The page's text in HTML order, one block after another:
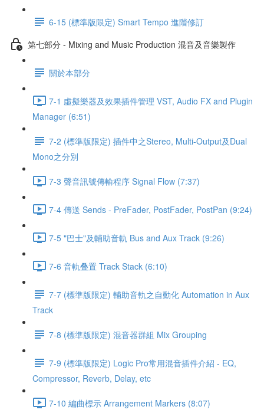
6-15 (標準版限定) Smart Tempo 進階修訂
第七部分 - Mixing and Music Production 混音及音樂製作
關於本部分
7-1 虛擬樂器及效果插件管理 VST, Audio FX and Plugin
Manager (6:51)
7-2 (標準版限定) 插件中之Stereo, Multi-Output及Dual
Mono之分別
7-3 聲音訊號傳輸程序 Signal Flow (7:37)
7-4 傳送 Sends - PreFader, PostFader, PostPan (9:24)
7-5 "巴士"及輔助音軌 Bus and Aux Track (9:26)
7-6 音軌叠置 Track Stack (6:10)
7-7 (標準版限定) 輔助音軌之自動化 Automation in Aux
Track
7-8 (標準版限定) 混音器群組 Mix Grouping
7-9 (標準版限定) Logic Pro常用混音插件介紹 - EQ,
Compressor, Reverb, Delay, etc
7-10 編曲標示 Arrangement Markers (8:07)